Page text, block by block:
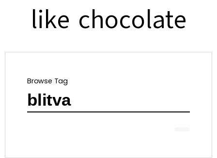
like chocolate
Browse Tag
blitva